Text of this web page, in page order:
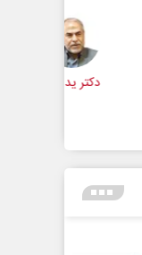
ترامپ؟
مسائل سیاسی